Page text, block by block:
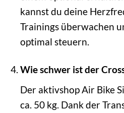
kannst du deine
Trainings überwachen
optimal steuern.
Wie schwer ist der
Der aktivshop Air Bike
ca. 50 kg. Dank der